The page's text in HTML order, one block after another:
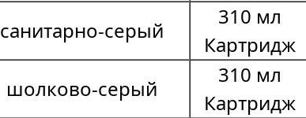
санитарно-серый
310 мл
Картридж
шолково-серый
310 мл
Картридж